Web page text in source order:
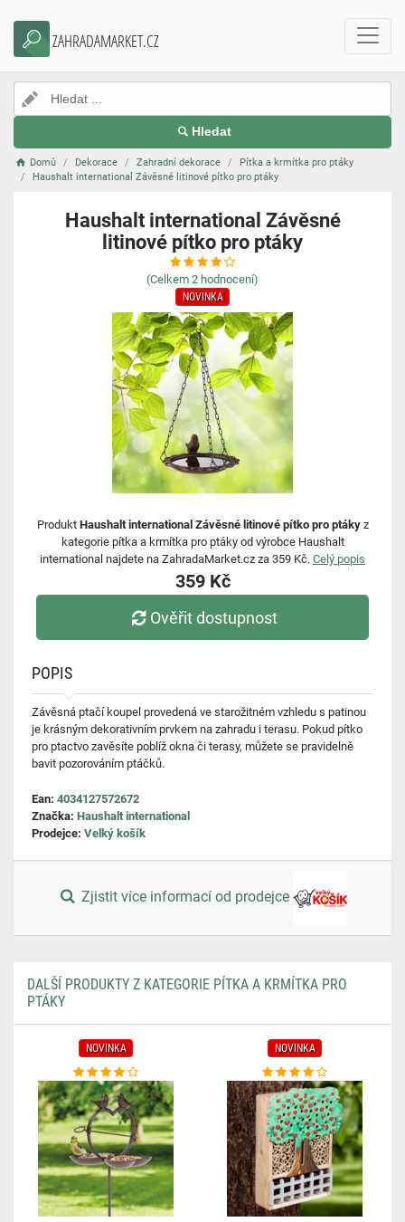
ZAHRADAMARKET.CZ
Hledat
Domů Dekorace Zahradní dekorace
Pítka a krmítka pro ptáky
Haushalt international Závěsné litinové pítko pro ptáky
Haushalt international Závěsné
litinové pítko pro ptáky
(Celkem 2 hodnocení)
NOVINKA
Produkt Haushalt international Závěsné litinové pítko pro ptákyz
kategorie pítka a krmítka pro ptáky od výrobce Haushalt
international najdete na ZahradaMarket.cz za 359 Kč. Celý popis
359 Kč
Ověřit dostupnost
POPIS
Závěsná ptačí koupel provedená ve starožitném vzhledu s patinou
je krásným dekorativním prvkem na zahradu i terasu. Pokud pítko
pro ptactvo zavěsíte poblíž okna či terasy, můžete se pravidelně
bavit pozorováním ptáčků.
Ean: 4034127572672
Značka: Haushalt international
Prodejce: Velký košík
Zjistit více informací od prodejce
DALŠÍ PRODUKTY Z KATEGORIE PÍTKA A KRMÍTKA PRO
PTÁKY
NOVINKA NOVINKA